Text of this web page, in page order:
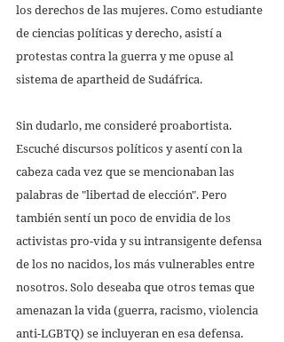
los derechos de las mujeres. Como estudiante
de ciencias políticas y derecho, asistí a
protestas contra la guerra y me opuse al
sistema de apartheid de Sudáfrica.
Sin dudarlo, me consideré proabortista.
Escuché discursos políticos y asentí con la
cabeza cada vez que se mencionaban las
palabras de "libertad de elección". Pero
también sentí un poco de envidia de los
activistas pro-vida y su intransigente defensa
de los no nacidos, los más vulnerables entre
nosotros. Solo deseaba que otros temas que
amenazan la vida (guerra, racismo, violencia
anti-LGBTQ) se incluyeran en esa defensa.